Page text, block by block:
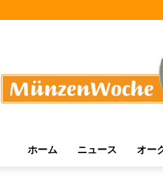
ホーム ニュース オー